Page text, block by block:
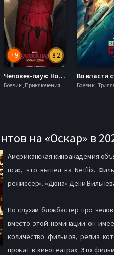
8.2
7.9
Человек-паук: Новый день (2026)
Боевик , Приключения, Фантастика, Фэнтези, Боевик ,
на «Оскар» в
Американская киноакадемия
пса», что вышел на Netflix.
режиссёр». «Дюна» Дени
По слухам блокбастер про
вместо этой номинации он
количество фильмов, релиз
прокат в кинотеатрах. Это